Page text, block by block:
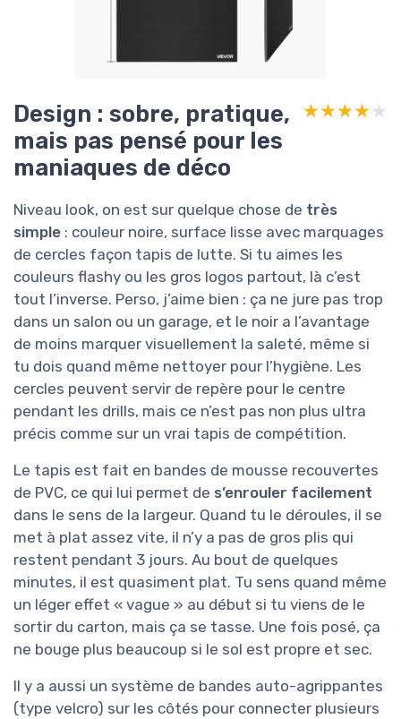
Design : sobre, pratique,
mais pas pensé pour les
maniaques de déco
★★★★★
★★★★★
Niveau look, on est sur quelque chose de très
simple : couleur noire, surface lisse avec marquages
de cercles façon tapis de lutte. Si tu aimes les
couleurs flashy ou les gros logos partout, là c’est
tout l’inverse. Perso, j’aime bien : ça ne jure pas trop
dans un salon ou un garage, et le noir a l’avantage
de moins marquer visuellement la saleté, même si
tu dois quand même nettoyer pour l’hygiène. Les
cercles peuvent servir de repère pour le centre
pendant les drills, mais ce n’est pas non plus ultra
précis comme sur un vrai tapis de compétition.
Le tapis est fait en bandes de mousse recouvertes
de PVC, ce qui lui permet de s’enrouler facilement
dans le sens de la largeur. Quand tu le déroules, il se
met à plat assez vite, il n’y a pas de gros plis qui
restent pendant 3 jours. Au bout de quelques
minutes, il est quasiment plat. Tu sens quand même
un léger effet « vague » au début si tu viens de le
sortir du carton, mais ça se tasse. Une fois posé, ça
ne bouge plus beaucoup si le sol est propre et sec.
Il y a aussi un système de bandes auto-agrippantes
(type velcro) sur les côtés pour connecter plusieurs